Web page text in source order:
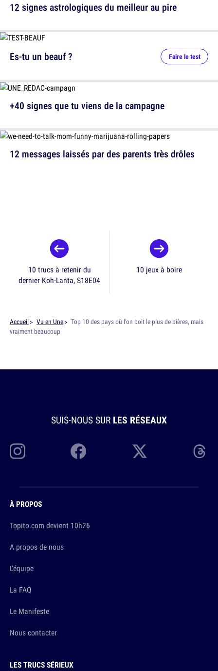
12 signes astrologiques du meilleur au pire
12 messages laissés par des parents très drôles
Es-tu un beauf ? Faire le test
+40 signes que tu viens de la campagne
10 trucs à retenir du
dernier Koh-Lanta, S18E04
10 jeux à boire
Accueil Vu en Une
Top 10 des pays où l'on boit le plus de bières, mais
vraiment beaucoup
SUIS-NOUS SUR LES RÉSEAUX
À PROPOS
Topito.com devient 10h26
A propos de nous
L'équipe
La FAQ
Le Manifeste
Nous contacter
LES TRUCS SÉRIEUX